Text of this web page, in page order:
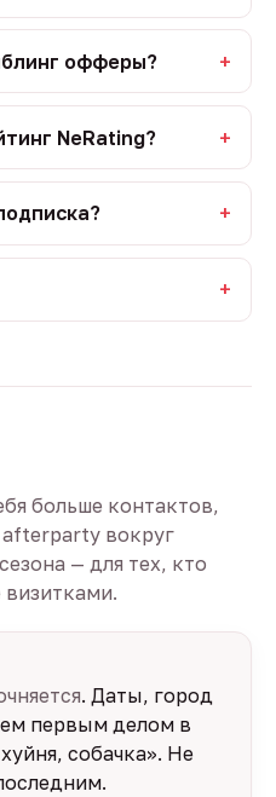
офферы?
NeRating?
больше контактов,
вокруг
— для тех, кто
визитками.
. Даты, город
первым делом в
собачка». Не